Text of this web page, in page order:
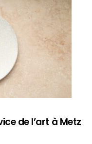
de l’art à Metz